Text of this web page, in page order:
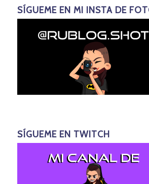
SÍGUEME EN MI INSTA DE
SÍGUEME EN TWITCH